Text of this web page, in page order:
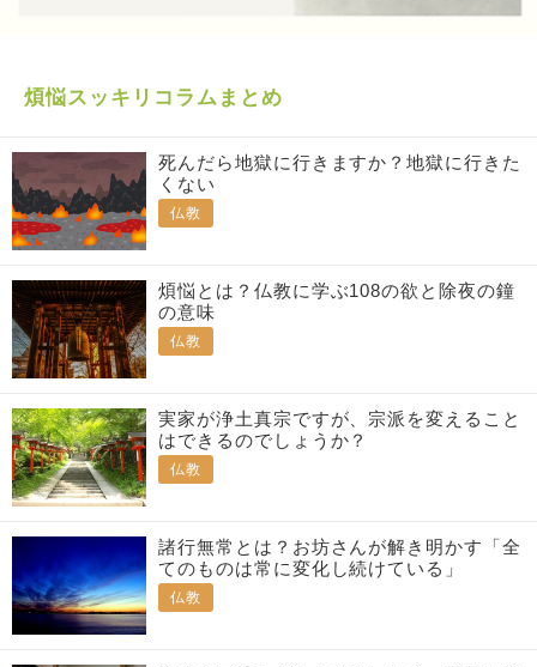
煩悩スッキリコラムまとめ
死んだら地獄に行きますか？地獄に行きた
くない
仏教
煩悩とは？仏教に学ぶ108の欲と除夜の鐘
の意味
仏教
実家が浄土真宗ですが、宗派を変えること
はできるのでしょうか？
仏教
諸行無常とは？お坊さんが解き明かす「全
てのものは常に変化し続けている」
仏教